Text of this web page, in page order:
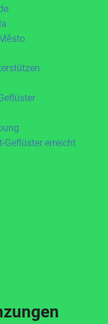
Geflüster erreicht